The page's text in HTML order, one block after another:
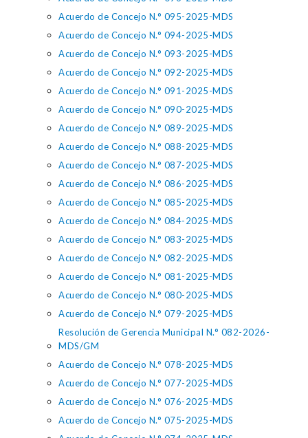
Acuerdo de Concejo N.° 095-2025-MDS
Acuerdo de Concejo N.° 094-2025-MDS
Acuerdo de Concejo N.° 093-2025-MDS
Acuerdo de Concejo N.° 092-2025-MDS
Acuerdo de Concejo N.° 091-2025-MDS
Acuerdo de Concejo N.° 090-2025-MDS
Acuerdo de Concejo N.° 089-2025-MDS
Acuerdo de Concejo N.° 088-2025-MDS
Acuerdo de Concejo N.° 087-2025-MDS
Acuerdo de Concejo N.° 086-2025-MDS
Acuerdo de Concejo N.° 085-2025-MDS
Acuerdo de Concejo N.° 084-2025-MDS
Acuerdo de Concejo N.° 083-2025-MDS
Acuerdo de Concejo N.° 082-2025-MDS
Acuerdo de Concejo N.° 081-2025-MDS
Acuerdo de Concejo N.° 080-2025-MDS
Acuerdo de Concejo N.° 079-2025-MDS
Resolución de Gerencia Municipal N.° 082-2026-
MDS/GM
Acuerdo de Concejo N.° 078-2025-MDS
Acuerdo de Concejo N.° 077-2025-MDS
Acuerdo de Concejo N.° 076-2025-MDS
Acuerdo de Concejo N.° 075-2025-MDS